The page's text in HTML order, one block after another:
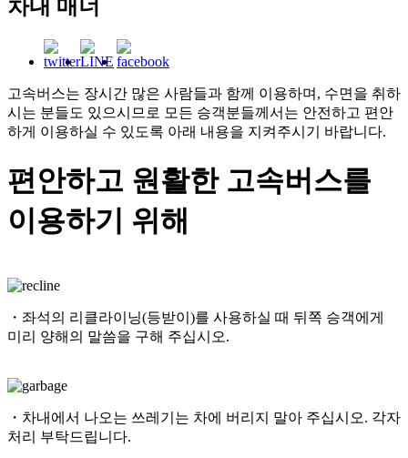
차내 매너
고속버스는 장시간 많은 사람들과 함께 이용하며, 수면을 취하
시는 분들도 있으시므로 모든 승객분들께서는 안전하고 편안
하게 이용하실 수 있도록 아래 내용을 지켜주시기 바랍니다.
편안하고 원활한 고속버스를
이용하기 위해
・좌석의 리클라이닝(등받이)를 사용하실 때 뒤쪽 승객에게
미리 양해의 말씀을 구해 주십시오.
・차내에서 나오는 쓰레기는 차에 버리지 말아 주십시오. 각자
처리 부탁드립니다.